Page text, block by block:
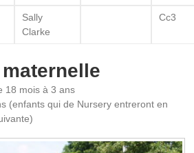
Sally
Clarke
Cc3
18 mois à 3 ans
(enfants qui de Nursery entreront en